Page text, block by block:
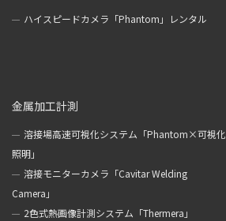
ハイスピードカメラ「Phantom」レンタル
金属加工計測
溶接場高速可視化システム「Phantom×可視化
照明」
溶接モニターカメラ「Cavitar Welding
Camera」
2色式熱画像計測システム「Thermera」